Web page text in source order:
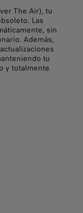
The Air), tu
Las
sin
Además,
tu
y totalmente